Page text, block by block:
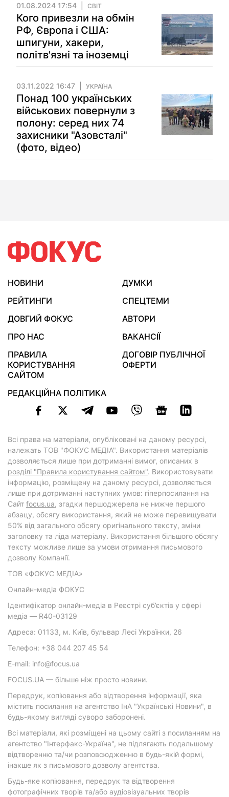
01.08.2024 17:54 СВІТ
Кого привезли на обмін
РФ, Європа і США:
шпигуни, хакери,
політв'язні та іноземці
03.11.2022 16:47 УКРАЇНА
Понад 100 українських
військових повернули з
полону: серед них 74
захисники "Азовсталі"
(фото, відео)
НОВИНИ
ДУМКИ
РЕЙТИНГИ
СПЕЦТЕМИ
ДОВГИЙ ФОКУС
АВТОРИ
ПРО НАС
ВАКАНСІЇ
ПРАВИЛА
КОРИСТУВАННЯ
САЙТОМ
ДОГОВІР ПУБЛІЧНОЇ
ОФЕРТИ
РЕДАКЦІЙНА ПОЛІТИКА
Всі права на матеріали, опубліковані на даному ресурсі,
належать ТОВ "ФОКУС МЕДІА". Використання матеріалів
дозволяється лише при дотриманні вимог, описаних в
розділі "Правила користування сайтом". Використовувати
інформацію, розміщену на даному ресурсі, дозволяється
лише при дотриманні наступних умов: гіперпосилання на
Cайт focus.ua, згадки першоджерела не нижче першого
абзацу, обсягу використання, який не може перевищувати
50% від загального обсягу оригінального тексту, зміни
заголовку та ліда матеріалу. Використання більшого обсягу
тексту можливе лише за умови отримання письмового
дозволу Компанії.
ТОВ «ФОКУС МЕДІА»
Онлайн-медіа ФОКУС
Ідентифікатор онлайн-медіа в Реєстрі суб’єктів у сфері
медіа — R40-03129
Адреса: 01133, м. Київ, бульвар Лесі Українки, 26
Телефон: +38 044 207 45 54
E-mail: info@focus.ua
FOCUS.UA — більше ніж просто новини.
Передрук, копіювання або відтворення інформації, яка
містить посилання на агентство ІнА "Українські Новини", в
будь-якому вигляді суворо заборонені.
Всі матеріали, які розміщені на цьому сайті з посиланням на
агентство "Інтерфакс-Україна", не підлягають подальшому
відтворенню та/чи розповсюдженню в будь-якій формі,
інакше як з письмового дозволу агентства.
Будь-яке копіювання, передрук та відтворення
фотографічних творів та/або аудіовізуальних творів